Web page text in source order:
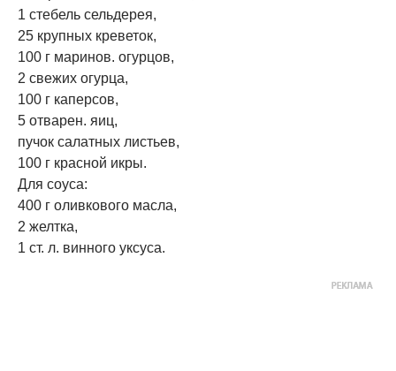
1 стебель сельдерея,
25 крупных креветок,
100 г маринов. огурцов,
2 свежих огурца,
100 г каперсов,
5 отварен. яиц,
пучок салатных листьев,
100 г красной икры.
Для соуса:
400 г оливкового масла,
2 желтка,
1 ст. л. винного уксуса.